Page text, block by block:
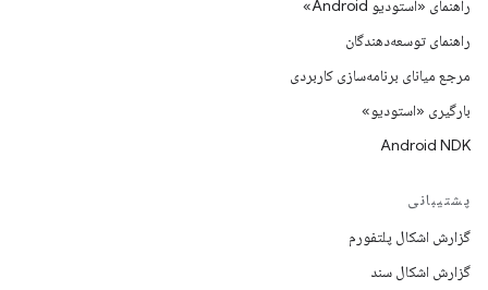
راهنمای «استودیو Android»
راهنمای توسعه‌دهندگان
مرجع میانای برنامه‌سازی کاربردی
بارگیری «استودیو»
Android NDK
پشتیبانی
گزارش اشکال پلتفورم
گزارش اشکال سند